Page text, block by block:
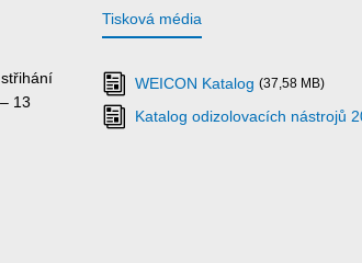
13
Tisková média
WEICON Katalog (37,58 MB)
Katalog odizolovacích nástrojů